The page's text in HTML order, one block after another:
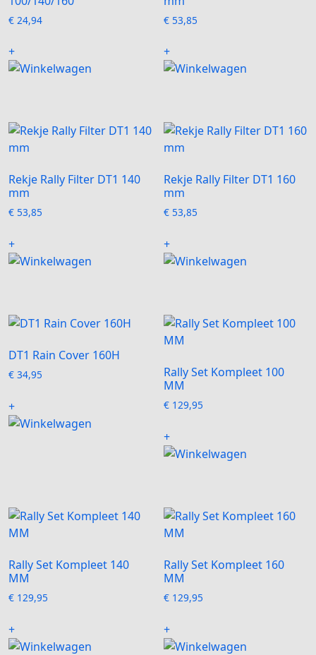
€ 24,94
+
Deze
gekozen
productpagina
€ 53,85
+
Rekje Rally Filter DT1 140
mm
€ 53,85
+
Rekje Rally Filter DT1 160
mm
€ 53,85
+
DT1 Rain Cover 160H
€ 34,95
+
Rally Set Kompleet 100
MM
€ 129,95
+
Rally Set Kompleet 140
MM
€ 129,95
+
Rally Set Kompleet 160
MM
€ 129,95
+